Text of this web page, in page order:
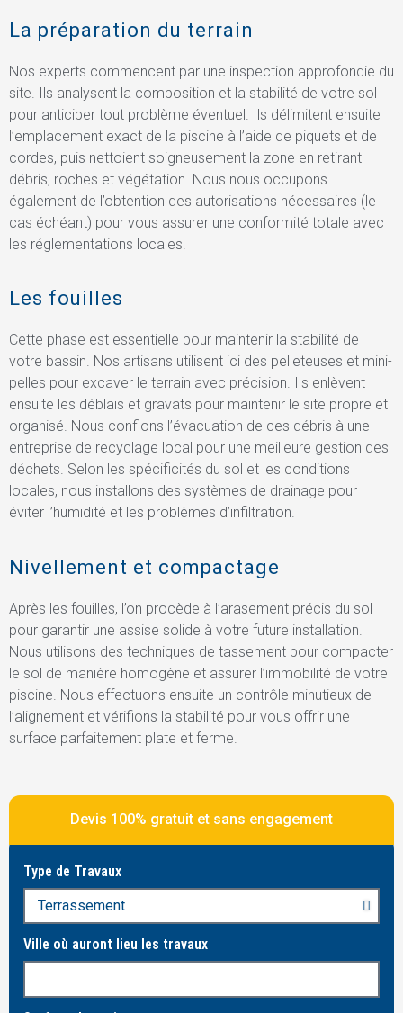
La préparation du terrain
Nos experts commencent par une inspection approfondie du
site. Ils analysent la composition et la stabilité de votre sol
pour anticiper tout problème éventuel. Ils délimitent ensuite
l’emplacement exact de la piscine à l’aide de piquets et de
cordes, puis nettoient soigneusement la zone en retirant
débris, roches et végétation. Nous nous occupons
également de l’obtention des autorisations nécessaires (le
cas échéant) pour vous assurer une conformité totale avec
les réglementations locales.
Les fouilles
Cette phase est essentielle pour maintenir la stabilité de
votre bassin. Nos artisans utilisent ici des pelleteuses et mini-
pelles pour excaver le terrain avec précision. Ils enlèvent
ensuite les déblais et gravats pour maintenir le site propre et
organisé. Nous confions l’évacuation de ces débris à une
entreprise de recyclage local pour une meilleure gestion des
déchets. Selon les spécificités du sol et les conditions
locales, nous installons des systèmes de drainage pour
éviter l’humidité et les problèmes d’infiltration.
Nivellement et compactage
Après les fouilles, l’on procède à l’arasement précis du sol
pour garantir une assise solide à votre future installation.
Nous utilisons des techniques de tassement pour compacter
le sol de manière homogène et assurer l’immobilité de votre
piscine. Nous effectuons ensuite un contrôle minutieux de
l’alignement et vérifions la stabilité pour vous offrir une
surface parfaitement plate et ferme.
Devis 100% gratuit et sans engagement
Type de Travaux
Ville où auront lieu les travaux